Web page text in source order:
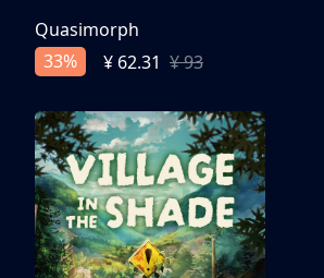
Quasimorph
33%
¥ 62.31 ¥ 93